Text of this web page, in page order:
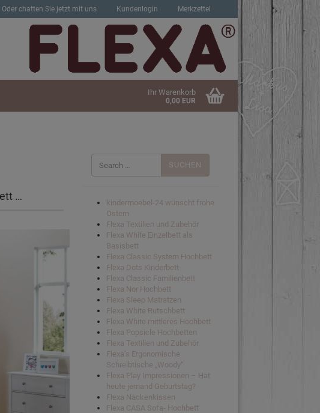
Oder chatten Sie jetzt mit uns Kundenlogin
vergessen?
Merkzettel
Ihr Warenkorb
0,00 EUR
…
Suchen
nach:
kindermoebel-24 wünscht frohe
Ostern
Flexa Textilien und Zubehör
Flexa White Einzelbett als
Basisbett
Flexa Classic System Hochbett
Flexa Dots Kinderbett
Flexa Classic Familienbett
Flexa Nor Hochbett
Flexa Sleep Matratzen
Flexa White Rutschbett
Flexa White mittleres Hochbett
Flexa Popsicle Hochbetten
Flexa Textilien und Zubehör
Flexa’s Ergonomische
Schreibtische „Woody“
Flexa Play Impressionen – Hat
heute jemand Geburtstag?
Flexa Nackenkissen
Flexa CASA Sofa- Hochbett